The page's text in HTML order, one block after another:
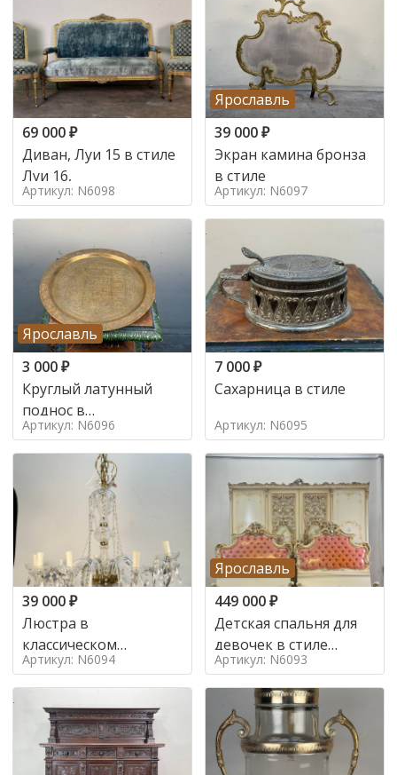
69 000₽
Диван, Луи 15 в стиле
Луи 16,
Артикул: N6098
Ярославль
39 000₽
Экран камина бронза
в стиле
Артикул: N6097
Ярославль
3 000₽
Круглый латунный
поднос в
марокканском стиле в
стиле
Артикул: N6096
7 000₽
Сахарница в стиле
Артикул: N6095
39 000₽
Люстра в
классическом
итальянском стиле на
10 ламп. в стиле
Артикул: N6094
Ярославль
449 000₽
Детская спальня для
девочек в стиле
итальянского барокко
в стиле
Артикул: N6093